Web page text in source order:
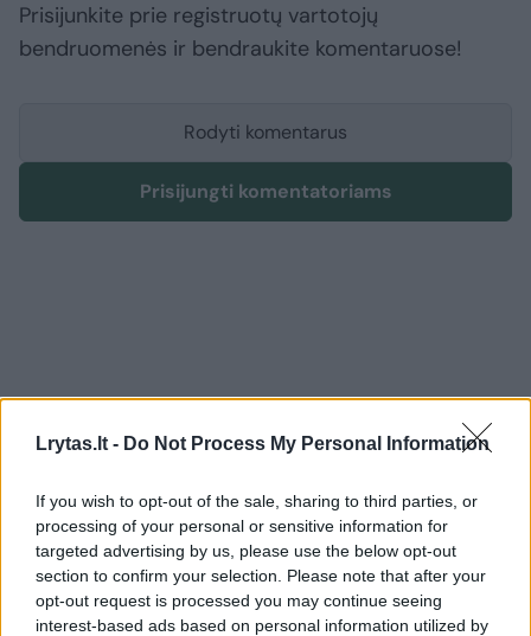
Lrytas.lt - Do Not Process My Personal Information
If you wish to opt-out of the sale, sharing to third parties, or
processing of your personal or sensitive information for
targeted advertising by us, please use the below opt-out
section to confirm your selection. Please note that after your
opt-out request is processed you may continue seeing
interest-based ads based on personal information utilized by
Prisijunkite prie registruotų vartotojų
bendruomenės ir bendraukite komentaruose!
Rodyti komentarus
Prisijungti komentatoriams
Maistas Pasigamink